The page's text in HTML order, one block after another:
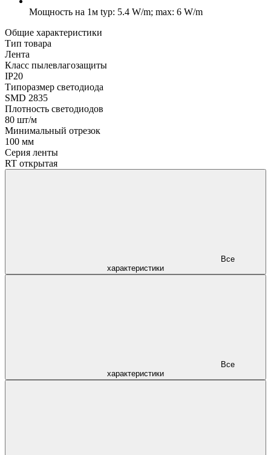
Мощность на 1м typ: 5.4 W/m; max: 6 W/m
Общие характеристики
Тип товара
Лента
Класс пылевлагозащиты
IP20
Типоразмер светодиода
SMD 2835
Плотность светодиодов
80 шт/м
Минимальный отрезок
100 мм
Серия ленты
RT открытая
характеристики
характеристики